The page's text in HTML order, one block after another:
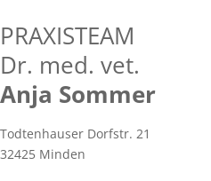
PRAXISTEAM
Dr. med. vet.
Anja Sommer
Todtenhauser Dorfstr. 21
32425 Minden